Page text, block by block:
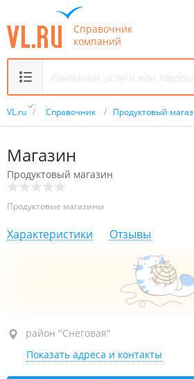
Справочник
компаний
VL.ru / Справочник / Продуктовый
Магазин
Продуктовый магазин
Продуктовые магазины
Характеристики Отзывы
район "Снеговая", ул. Карьерная, 28
открыто: 08:00–03:00
район "Снеговая"
Показать адреса и контакты